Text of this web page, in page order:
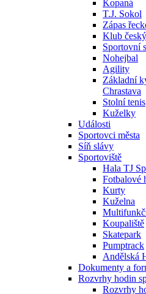
Kopaná
T.J. Sokol
Zápas
Klub
Sportovní
Nohejbal
Agility
Základní
Chrastava
Stolní tenis
Kuželky
Události
Sportovci města
Síň slávy
Sportoviště
Hala TJ
Fotbalové
Kurty
Kuželna
Koupaliště
Skatepark
Pumptrack
Andělská
Dokumenty a
Rozvrhy hodin
Rozvrhy